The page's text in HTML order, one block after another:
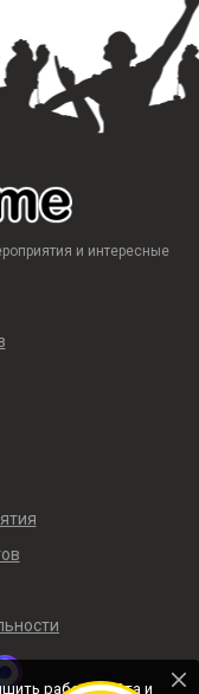
и интересные
работу сайта и